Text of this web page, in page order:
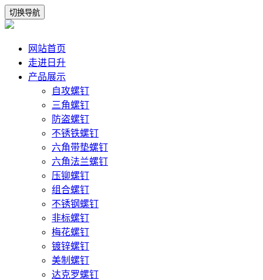
切换导航
网站首页
走进日升
产品展示
自攻螺钉
三角螺钉
防盗螺钉
不锈铁螺钉
六角带垫螺钉
六角法兰螺钉
压铆螺钉
组合螺钉
不锈钢螺钉
非标螺钉
梅花螺钉
镀锌螺钉
美制螺钉
达克罗螺钉